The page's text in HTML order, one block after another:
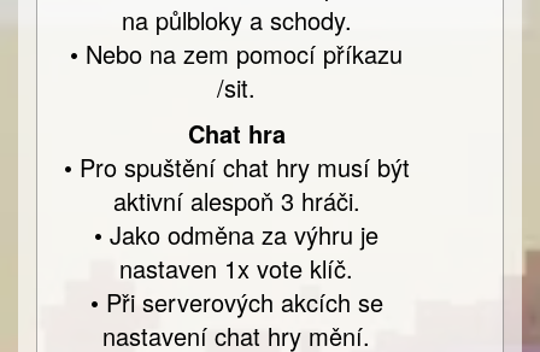
na půlbloky a schody.
• Nebo na zem pomocí příkazu
/sit.
Chat hra
• Pro spuštění chat hry musí být
aktivní alespoň 3 hráči.
• Jako odměna za výhru je
nastaven 1x vote klíč.
• Při serverových akcích se
nastavení chat hry mění.